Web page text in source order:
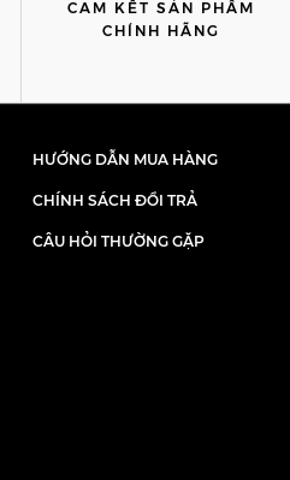
CAM KẾT SẢN PHẨM
CHÍNH HÃNG
HƯỚNG DẪN MUA HÀNG
CHÍNH SÁCH ĐỔI TRẢ
CÂU HỎI THƯỜNG GẶP